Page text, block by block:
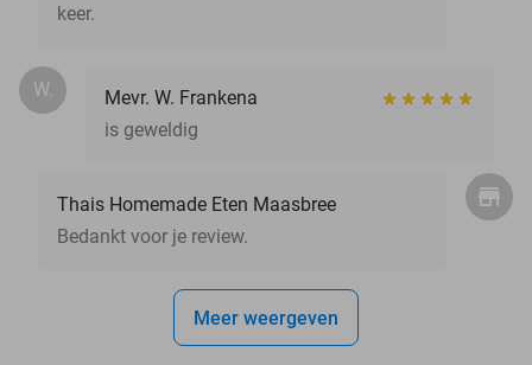
keer.
W.
Mevr. W. Frankena
is geweldig
Thais Homemade Eten Maasbree
Bedankt voor je review.
Meer weergeven